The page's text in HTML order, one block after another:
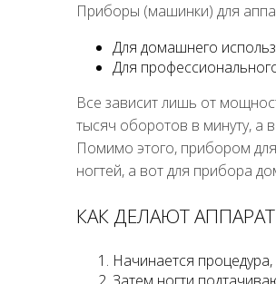
Приборы (машинки) для
Для домашнего
Для
Все зависит лишь от
тысяч оборотов в минуту, а
Помимо этого, прибором
ногтей, а вот для прибора
КАК ДЕЛАЮТ
Начинается процедура,